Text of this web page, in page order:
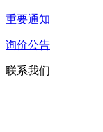
重要通知
询价公告
联系我们